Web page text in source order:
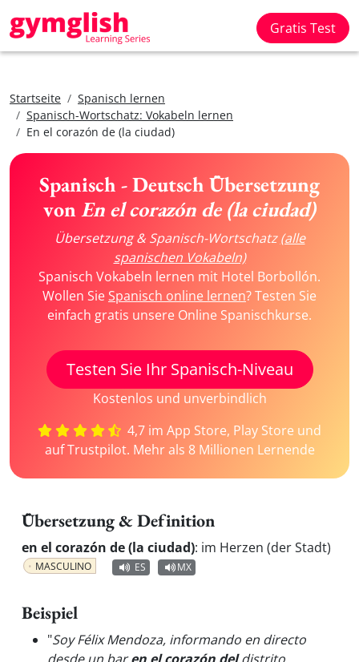
Gratis Test
Startseite
Spanisch lernen
Spanisch-Wortschatz: Vokabeln lernen
En el corazón de (la ciudad)
Spanisch - Deutsch Übersetzung
vonEn el corazón de (la ciudad)
Übersetzung & Spanisch-Wortschatz(alle
spanischen Vokabeln)
Spanisch Vokabeln lernen mit Hotel Borbollón.
Wollen SieSpanisch online lernen? Testen Sie
einfach gratis unsere Online Spanischkurse.
Testen Sie Ihr Spanisch-Niveau
Kostenlos und unverbindlich
4,7 im App Store, Play Store und
auf Trustpilot. Mehr als 8 Millionen Lernende
Übersetzung & Definition
en el corazón de (la ciudad): im Herzen (der Stadt)
MASCULINO ES MX
Beispiel
"Soy Félix Mendoza, informando en directo